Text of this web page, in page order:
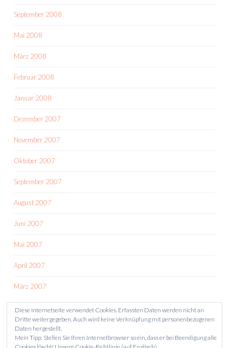
September 2008
Mai 2008
März 2008
Februar 2008
Januar 2008
Dezember 2007
November 2007
Oktober 2007
September 2007
August 2007
Juni 2007
Mai 2007
April 2007
März 2007
Diese Internetseite verwendet Cookies. Erfassten Daten werden nicht an
Dritte weitergegeben. Auch wird keine Verknüpfung mit personenbezogenen
Daten hergestellt.
Mein Tipp: Stellen Sie Ihren Internetbrowser so ein, dass er bei Beendigung alle